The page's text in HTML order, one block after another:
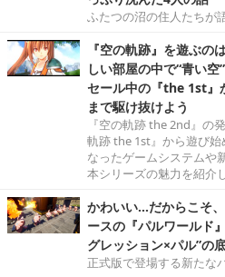
ふたつの沼の住人たちが
『空の軌跡』を遊ぶの
しい部屋の中で“青い
セール中の『the 1st』
まで駆け抜けよう
『空の軌跡 the 2nd』の
軌跡 the 1st』から遊び
なったゲームシステムや
本シリーズの魅力を紹介
かわいい…だからこそ
ースの『パルワールド
グレッション×パル”の
正式版で登場する新たな